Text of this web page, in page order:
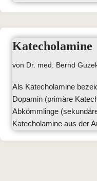
Katecholamine
von Dr. med. Bernd
Als Katecholamine
Dopamin (primäre
Abkömmlinge
Katecholamine aus der